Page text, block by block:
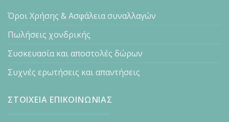
Όροι Χρήσης & Ασφάλεια συναλλαγών
Πωλήσεις χονδρικής
Συσκευασία και αποστολές δώρων
Συχνές ερωτήσεις και απαντήσεις
ΣΤΟΙΧΕΙΑ ΕΠΙΚΟΙΝΩΝΙΑΣ